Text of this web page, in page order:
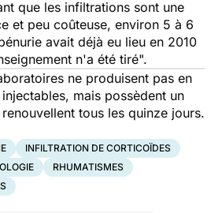
que les infiltrations sont une
et peu coûteuse, environ 5 à 6
avait déjà eu lieu en 2010
n'a été tiré".
ne produisent pas en
mais possèdent un
tous les quinze jours.
INFILTRATION DE CORTICOÏDES
RHUMATISMES